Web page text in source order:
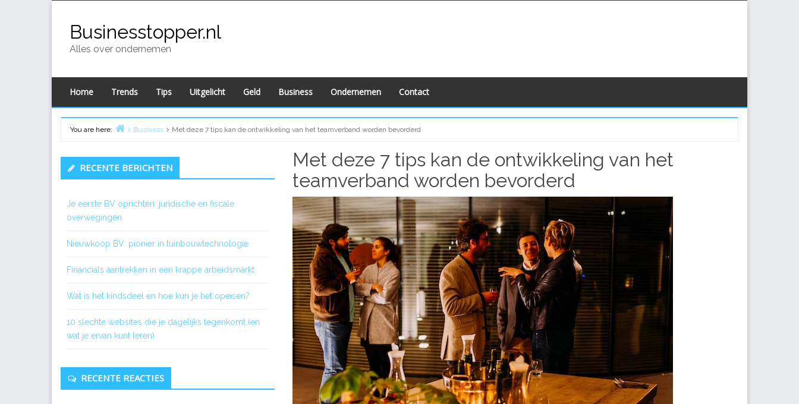
contentBusinesstopper.nl
Alles over ondernemen
Home Trends Tips Uitgelicht Geld Business Ondernemen Contact
You are here:
Business Met deze 7 tips kan de ontwikkeling van het teamverband worden bevorderd
Primary
Sidebar
RECENTE BERICHTEN
Je eerste BV oprichten: juridische en fiscale
overwegingen
Nieuwkoop BV: pionier in tuinbouwtechnologie
Financials aantrekken in een krappe arbeidsmarkt
Wat is het kindsdeel en hoe kun je het opeisen?
10 slechte websites die je dagelijks tegenkomt (en
wat je ervan kunt leren)
RECENTE REACTIES
Met deze 7 tips kan de ontwikkeling van het
teamverband worden bevorderd